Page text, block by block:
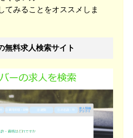
てみることをオススメしま
無料求人検索サイト